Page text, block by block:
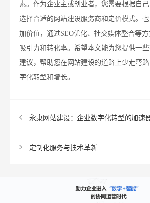
素。作为企业主或创业者，您需要根据自己
选择合适的网站建设服务商和定价模式。
加价值，通过SEO优化、社交媒体整合等
吸引力和转化率。希望本文能为您提供一
建议，帮助您在网站建设的道路上少走弯
字化转型和增长。
永康网站建设：企业数字化转型的加速
定制化服务与技术革新